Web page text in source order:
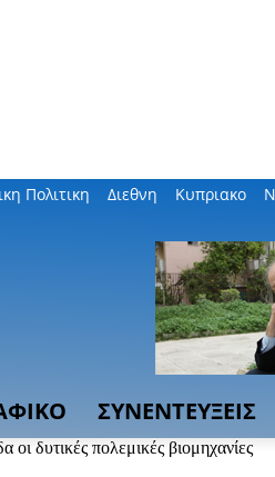
Πολιτικη Διεθνη Κυπριακο
ΣΥΝΕΝΤΕΥΞΕΙΣ
δυτικές πολεμικές βιομηχανίες